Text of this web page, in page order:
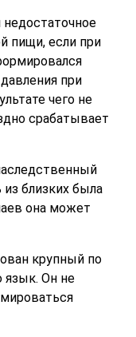
недостаточное
пищи, если при
при
чего не
срабатывает
из близких была
она может
крупный по
язык. Он не